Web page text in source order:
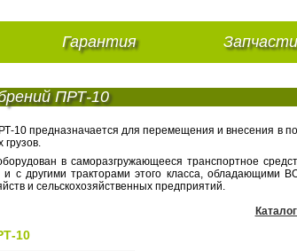
Гарантия Запчасти
ПРТ-10
10 предназначается для перемещения и внесения в
грузов.
в саморазгружающееся транспортное
и с другими тракторами этого класса, обладающими
и сельскохозяйственных предприятий.
10